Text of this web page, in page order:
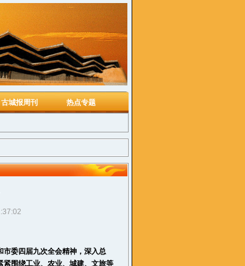
古城报周刊 热点专题
委四届九次全会精神，深入总
紧围绕工业、农业、城建、文旅等